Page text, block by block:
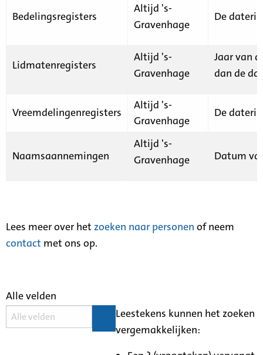
Bedelingsregisters
Altijd 's-
Gravenhage
De
Lidmatenregisters
Altijd 's-
Gravenhage
Jaar van
dan de
Vreemdelingenregisters
Altijd 's-
Gravenhage
De
Naamsaannemingen
Altijd 's-
Gravenhage
Datum
Lees meer over het zoeken naar personen of neem
contact met ons op.
Alle velden
Leestekens kunnen het zoeken
vergemakkelijken: